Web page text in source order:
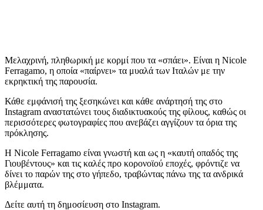
Μελαχρινή, πληθωρική με κορμί που τα «σπάει». Είναι η Nicole
Ferragamo, η οποία «παίρνει» τα μυαλά των Ιταλών με την
εκρηκτική της παρουσία.
Κάθε εμφάνισή της ξεσηκώνει και κάθε ανάρτησή της στο
Instagram αναστατώνει τους διαδικτυακούς της φίλους, καθώς οι
περισσότερες φωτογραφίες που ανεβάζει αγγίζουν τα όρια της
πρόκλησης.
Η Nicole Ferragamo είναι γνωστή και ως η «καυτή οπαδός της
Γιουβέντους» και τις καλές προ κορονοϊού εποχές, φρόντιζε να
δίνει το παρών της στο γήπεδο, τραβώντας πάνω της τα ανδρικά
βλέμματα.
Δείτε αυτή τη δημοσίευση στο Instagram.